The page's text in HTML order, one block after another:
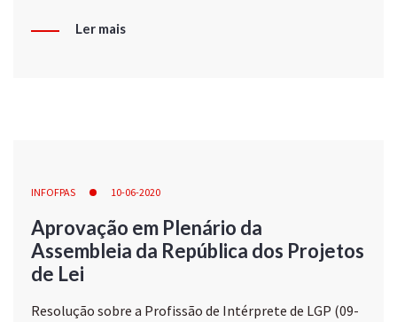
Ler mais
INFOFPAS 10-06-2020
Aprovação em Plenário da
Assembleia da República dos Projetos
de Lei
Resolução sobre a Profissão de Intérprete de LGP (09-